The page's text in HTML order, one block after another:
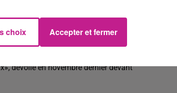
à Roland-Garros. Il sera le
plus grand stade de terre battue au
dévoilé en novembre dernier devant
choix Accepter et fermer